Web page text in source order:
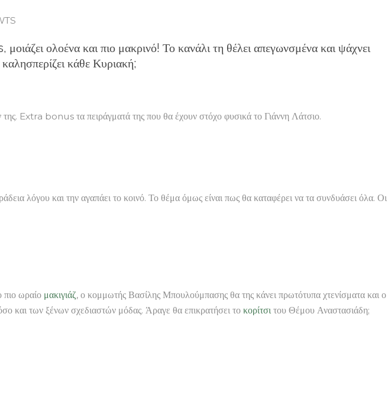
ολοένα και πιο μακρινό! Το κανάλι τη θέλει απεγωνσμένα και ψάχνει
κάθε Κυριακή;
της. Extra bonus τα πειράγματά της που θα έχουν στόχο φυσικά το Γιάννη Λάτσιο.
λόγου και την αγαπάει το κοινό. Το θέμα όμως είναι πως θα καταφέρει να τα συνδυάσει όλα. Οι
ωραίο μακιγιάζ, ο κομμωτής Βασίλης Μπουλούμπασης θα της κάνει πρωτότυπα χτενίσματα και ο
και των ξένων σχεδιαστών μόδας. Άραγε θα επικρατήσει το κορίτσι του Θέμου Αναστασιάδη;